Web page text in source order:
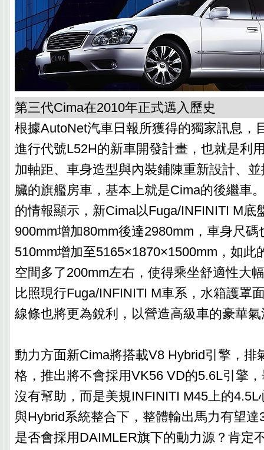
第三代Cima在2010年正式邁入歷史
根據AutoNet汽車日報所獲得的獨家訊息，
進行代號L52H的新車開發計畫，也就是利
加軸距、車身造型與內裝鋪陳重新設計、
臟的旗艦房車，基本上就是Cima的後繼車
的情報顯示，新Cima以Fuga/INFINITI M底
900mm增加80mm後達2980mm，車身尺
510mm增加至5165×1870×1500mm，如此
空間多了200mm左右，使得乘坐舒適性大
比照現行Fuga/INFINITI M車系，水箱護罩
線條也將更為銳利，以營造高級車的豪華
動力方面新Cima將搭載V8 Hybrid引擎，排
格，推出將不會採用VK56 VD的5.6L引擎
沒有幫助，而是美規INFINITI M45上的4.5L
與Hybrid系統整合下，整體輸出馬力有望達
是否會採用DAIMLER旗下的動力源？肯定